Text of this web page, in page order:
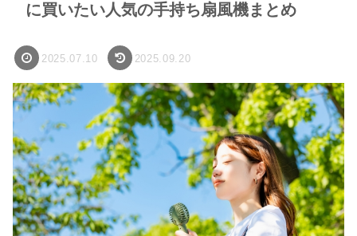
に買いたい人気の手持ち扇風機まとめ
2025.07.10 2025.09.20